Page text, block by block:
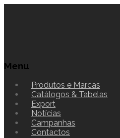
Menu
Produtos e Marcas
Catálogos & Tabelas
Export
Notícias
Campanhas
Contactos